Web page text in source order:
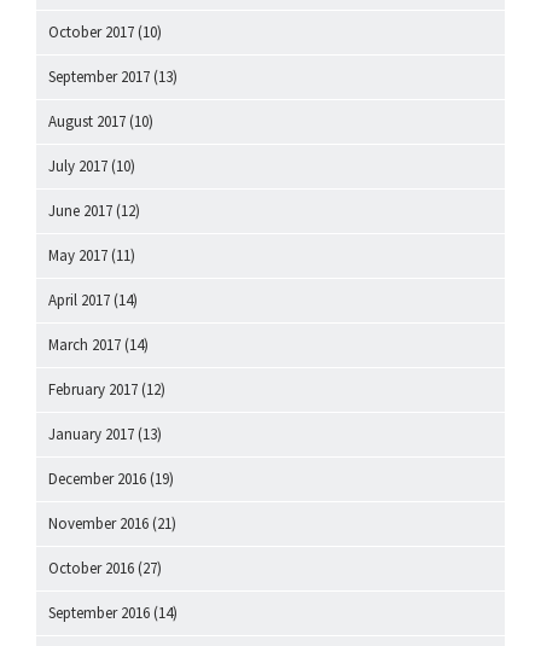
October 2017 (10)
September 2017 (13)
August 2017 (10)
July 2017 (10)
June 2017 (12)
May 2017 (11)
April 2017 (14)
March 2017 (14)
February 2017 (12)
January 2017 (13)
December 2016 (19)
November 2016 (21)
October 2016 (27)
September 2016 (14)